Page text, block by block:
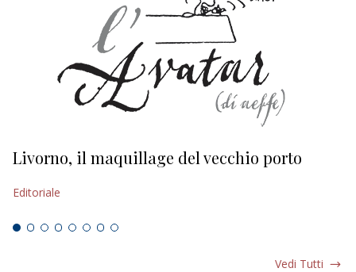
Livorno, il maquillage del vecchio porto
Editoriale
Vedi Tutti